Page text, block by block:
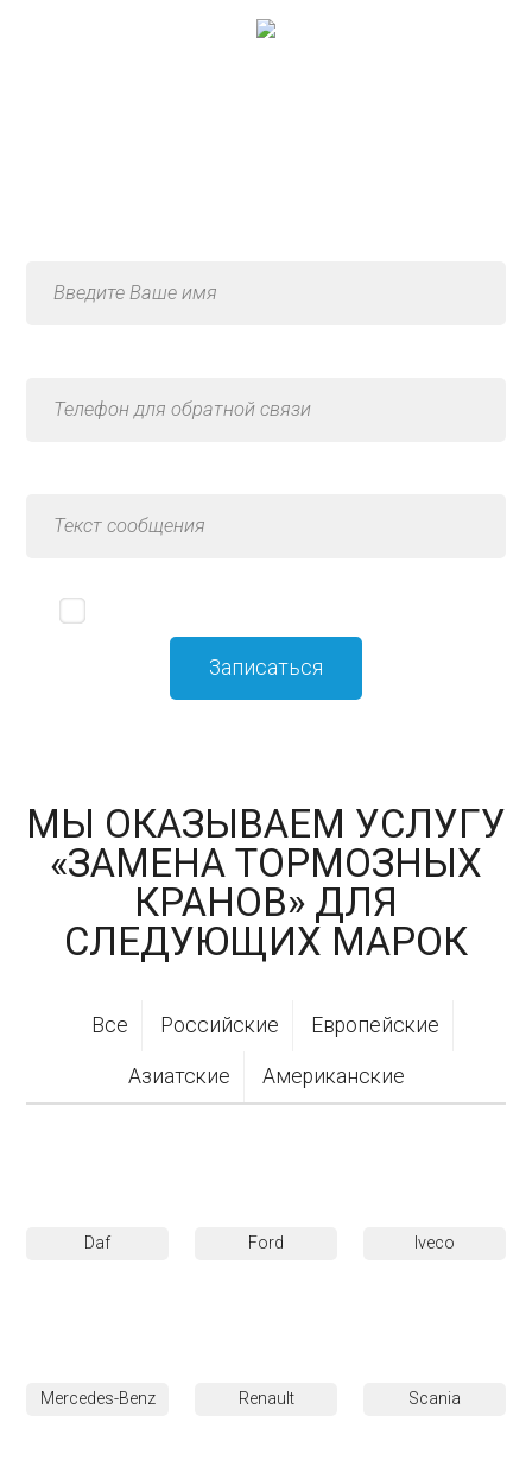
МЫ ОКАЗЫВАЕМ УСЛУГУ
«ЗАМЕНА ТОРМОЗНЫХ
КРАНОВ» ДЛЯ
СЛЕДУЮЩИХ МАРОК
Все Российские Европейские
Азиатские Американские
Daf Ford Iveco
Mercedes-Benz Renault Scania